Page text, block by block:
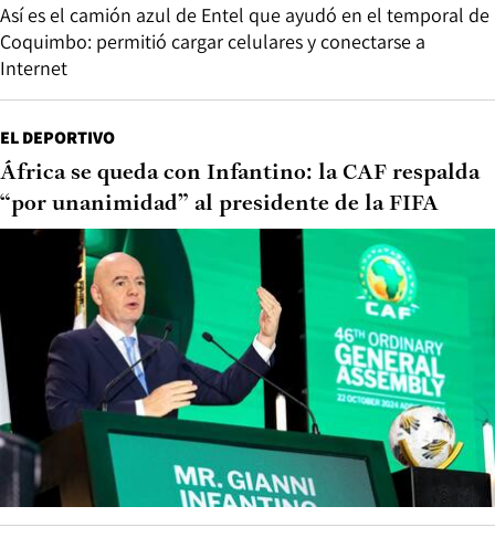
Así es el camión azul de Entel que ayudó en el temporal de
Coquimbo: permitió cargar celulares y conectarse a
Internet
EL DEPORTIVO
África se queda con Infantino: la CAF respalda
“por unanimidad” al presidente de la FIFA